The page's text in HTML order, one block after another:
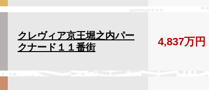
クレヴィア京王堀之内パー
クナード１１番街
4,837万円